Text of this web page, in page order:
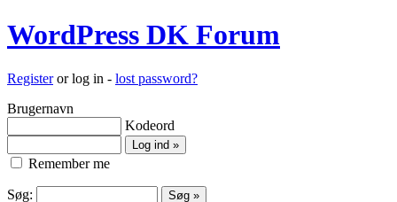
WordPress DK Forum
Registeror log in - lost password?
Brugernavn
Kodeord
Remember me
Søg: